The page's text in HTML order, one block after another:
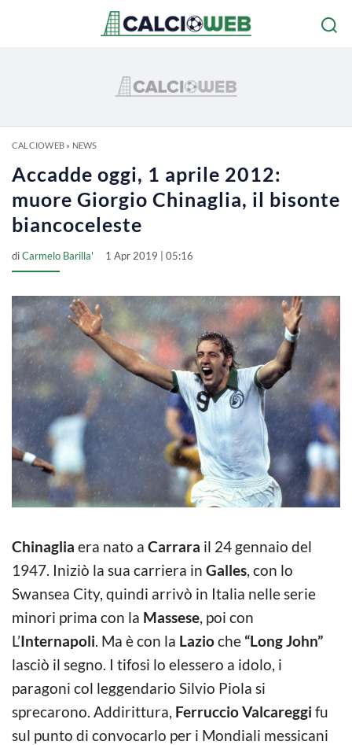
CALCIOWEB» NEWS
Accadde oggi, 1 aprile 2012:
muore Giorgio Chinaglia, il bisonte
biancoceleste
diCarmelo Barilla' 1 Apr 2019 | 05:16
Chinaglia era nato a Carrara il 24 gennaio del
1947. Iniziò la sua carriera in Galles, con lo
Swansea City, quindi arrivò in Italia nelle serie
minori prima con la Massese, poi con
L’Internapoli. Ma è con la Lazioche “Long John”
lasciò il segno. I tifosi lo elessero a idolo, i
paragoni col leggendario Silvio Piola si
sprecarono. Addirittura, Ferruccio Valcareggi fu
sul punto di convocarlo per i Mondiali messicani